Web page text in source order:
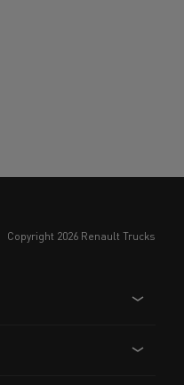
copyright 2026 Renault Trucks